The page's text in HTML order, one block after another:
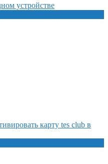
устройстве
карту tes club в